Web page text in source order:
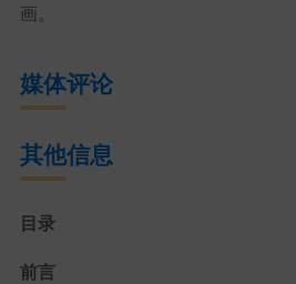
画。
媒体评论
其他信息
目录
前言